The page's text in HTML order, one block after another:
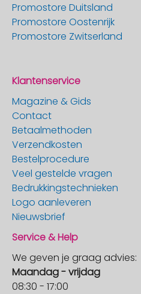
Promostore Duitsland
Promostore Oostenrijk
Promostore Zwitserland
Klantenservice
Magazine & Gids
Contact
Betaalmethoden
Verzendkosten
Bestelprocedure
Veel gestelde vragen
Bedrukkingstechnieken
Logo aanleveren
Nieuwsbrief
Service & Help
We geven je graag advies:
Maandag - vrijdag
08:30 - 17:00